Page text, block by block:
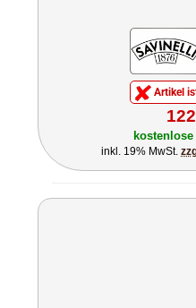
Artikel
inkl. 19% MwSt.